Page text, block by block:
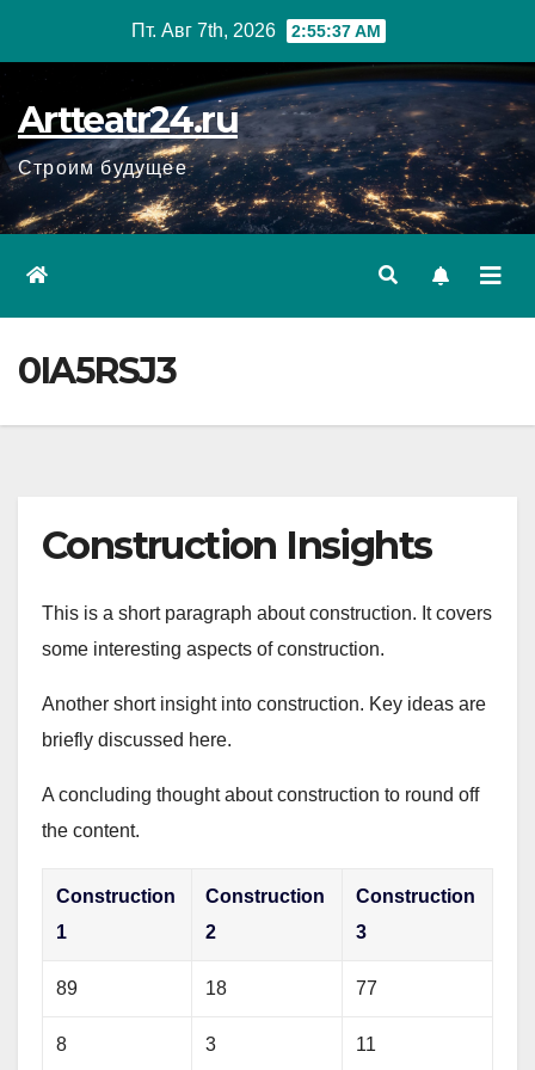
Пт. Авг 7th, 2026 2:55:38 AM
Artteatr24.ru
Строим будущее
0IA5RSJ3
Construction Insights
This is a short paragraph about construction. It covers
some interesting aspects of construction.
Another short insight into construction. Key ideas are
briefly discussed here.
A concluding thought about construction to round off
the content.
Construction
1
Construction
2
Construction
3
89 18 77
8 3 11